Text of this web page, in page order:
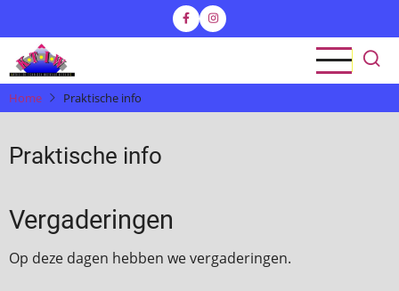
to
main
content
Home Praktische info
Praktische info
Vergaderingen
Op deze dagen hebben we vergaderingen.